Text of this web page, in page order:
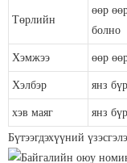
Төрлийн
өөр
болно
Хэмжээ
өөр
Хэлбэр
янз
хэв маяг
янз
Бүтээгдэхүүний